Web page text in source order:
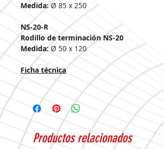
Medida: Ø 85 x 250
NS-20-R
Rodillo de terminación NS-20
Medida:Ø 50 x 120
Ficha técnica
Productos relacionados